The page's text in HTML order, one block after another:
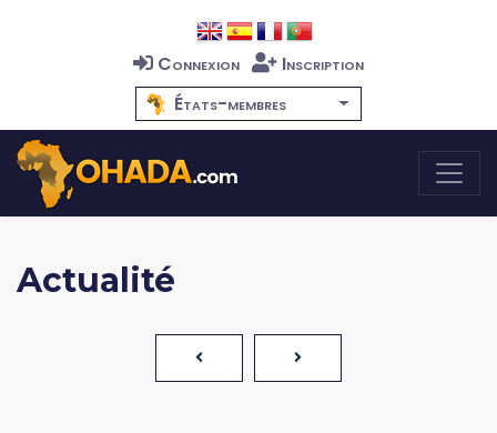
Connexion
Inscription
États-membres
Actualité